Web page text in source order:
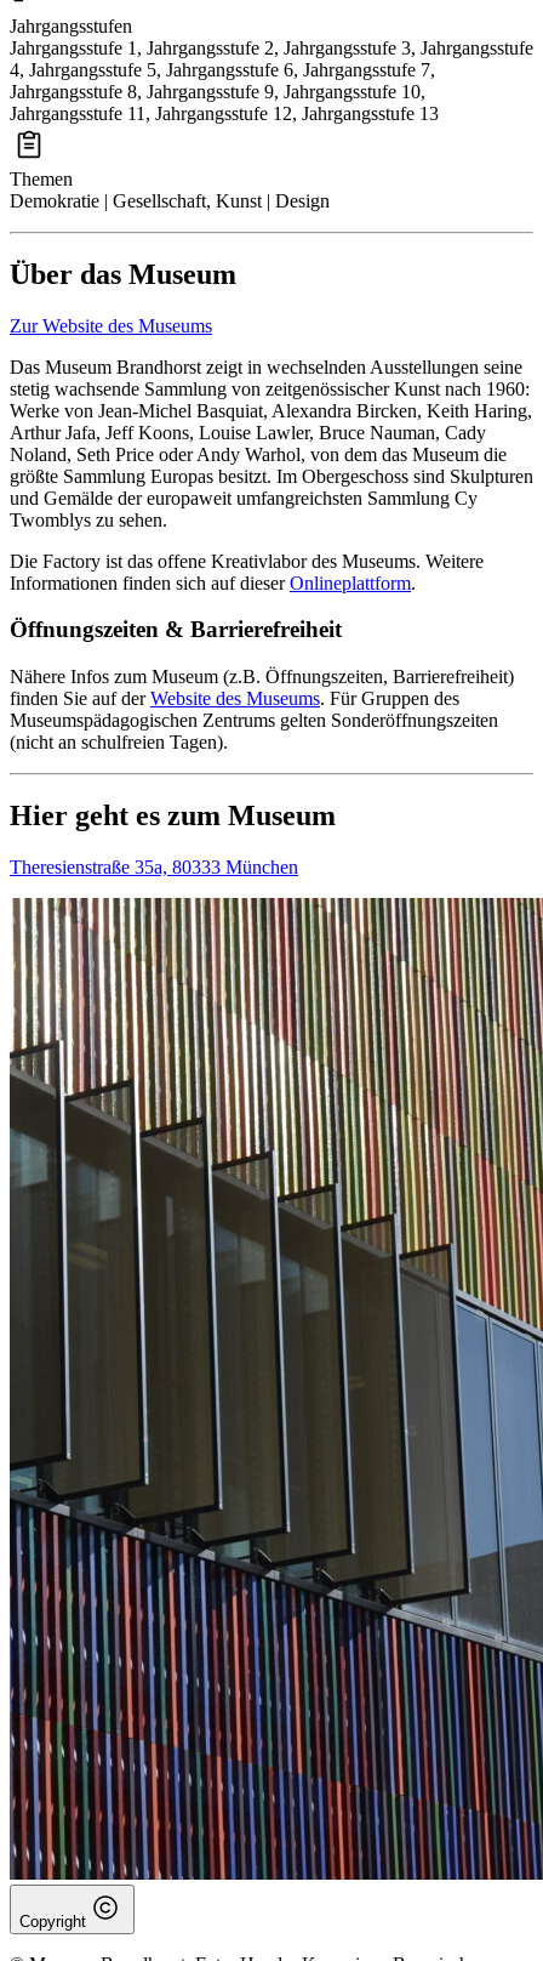
Jahrgangsstufen
Jahrgangsstufe 1, Jahrgangsstufe 2, Jahrgangsstufe 3, Jahrgangsstufe
4, Jahrgangsstufe 5, Jahrgangsstufe 6, Jahrgangsstufe 7,
Jahrgangsstufe 8, Jahrgangsstufe 9, Jahrgangsstufe 10,
Jahrgangsstufe 11, Jahrgangsstufe 12, Jahrgangsstufe 13
Themen
Demokratie | Gesellschaft, Kunst | Design
Über das Museum
Zur Website des Museums
Das Museum Brandhorst zeigt in wechselnden Ausstellungen seine
stetig wachsende Sammlung von zeitgenössischer Kunst nach 1960:
Werke von Jean-Michel Basquiat, Alexandra Bircken, Keith Haring,
Arthur Jafa, Jeff Koons, Louise Lawler, Bruce Nauman, Cady
Noland, Seth Price oder Andy Warhol, von dem das Museum die
größte Sammlung Europas besitzt. Im Obergeschoss sind Skulpturen
und Gemälde der europaweit umfangreichsten Sammlung Cy
Twomblys zu sehen.
Die Factory ist das offene Kreativlabor des Museums. Weitere
Informationen finden sich auf dieserOnlineplattform.
Öffnungszeiten & Barrierefreiheit
Nähere Infos zum Museum (z.B. Öffnungszeiten, Barrierefreiheit)
finden Sie auf derWebsite des Museums. Für Gruppen des
Museumspädagogischen Zentrums gelten Sonderöffnungszeiten
(nicht an schulfreien Tagen).
Hier geht es zum Museum
Theresienstraße 35a, 80333 München
Copyright